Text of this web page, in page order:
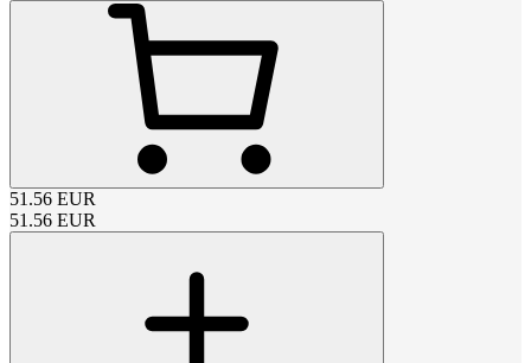
51.56 EUR
51.56 EUR